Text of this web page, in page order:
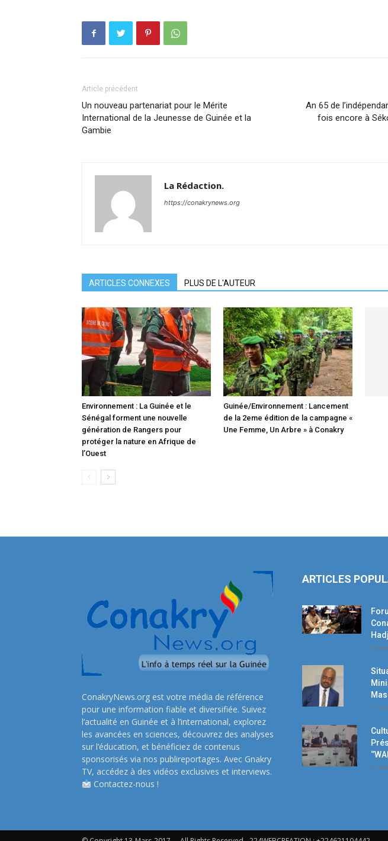
Article précédent
Un nouveau partenariat pour le Mérite
International de la Jeunesse de Guinée et la
Gambie
An 65 de
fois encore à
La Rédaction.
https://conakrynews.org
ARTICLES CONNEXES PLUS DE L'AUTEUR
Environnement : La Guinée et le
Sénégal forment une nouvelle
génération de Rangers pour
protéger la nature en Afrique de
l’Ouest
Guinée/Environnement : Lancement
de la 2eme édition de la campagne «
Une Femme, Un Arbre » à Conakry
ConakryNews.org est votre média de référence
pour une information fiable et diversifiée. Suivez
l’actualité en Guinée et à l’international, explorez
les avancées en sciences, découvrez des analyses
sur l’éducation, et bénéficiez de contenus
sponsorisés via nos publireportages. Avec Gnakry
TV, accédez à des vidéos exclusives et interviews.
Contactez-nous !
ARTICLES
19
11
5